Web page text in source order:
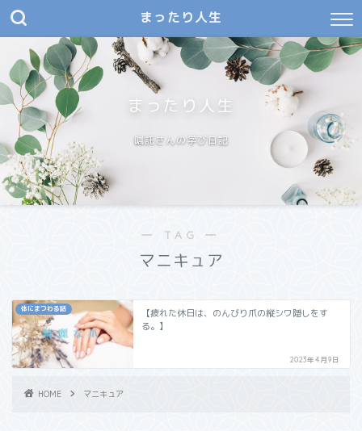
まったり人生
まったり人生
嘱託さんの学び日記
― TAG ―
マニキュア
体にまつわる話
【疲れた休日は、のんびり爪の縦シワ隠しをす
る。】
2023年4月9日
HOME マニキュア